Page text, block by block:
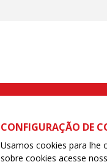
Rua Caetano Pinto
CONFIGURAÇÃO DE
Usamos cookies para lhe
sobre cookies acesse